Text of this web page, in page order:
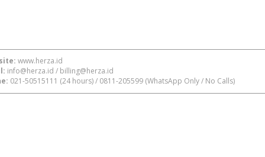
www.herza.id
info@herza.id / billing@herza.id
021-50515111 (24 hours) / 0811-205599 (WhatsApp Only / No Calls)